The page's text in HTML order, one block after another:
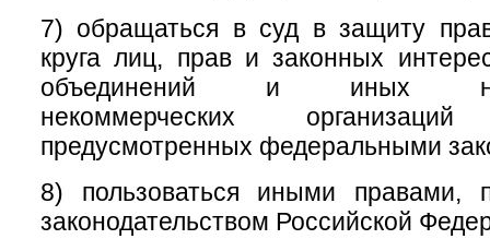
7) обращаться в суд в защиту
круга лиц, прав и законных
объединений и иных
некоммерческих
предусмотренных федеральными
8) пользоваться иными правами,
законодательством Российской